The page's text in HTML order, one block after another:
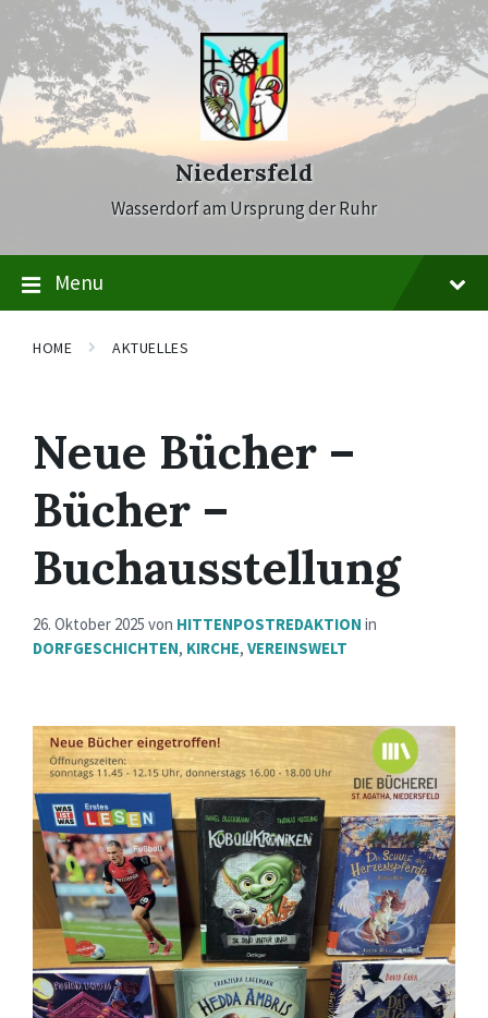
Skip
content
Skip
main
navigation
Skip
footer
Niedersfeld
Wasserdorf am Ursprung der Ruhr
Menu
HOME AKTUELLES
Neue Bücher –
Bücher –
Buchausstellung
26. Oktober 2025 von HITTENPOSTREDAKTION in
DORFGESCHICHTEN, KIRCHE, VEREINSWELT